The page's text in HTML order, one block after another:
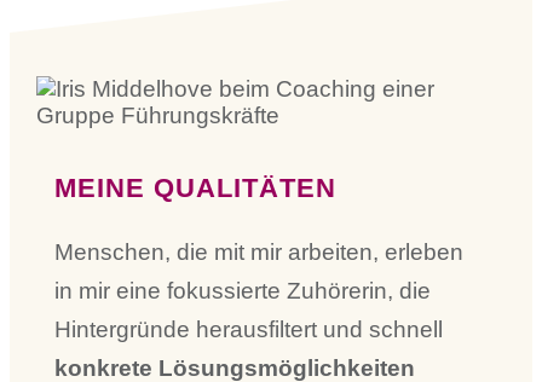
MEINE QUALITÄTEN
Menschen, die mit mir arbeiten, erleben
in mir eine fokussierte Zuhörerin, die
Hintergründe herausfiltert und schnell
konkrete Lösungsmöglichkeiten